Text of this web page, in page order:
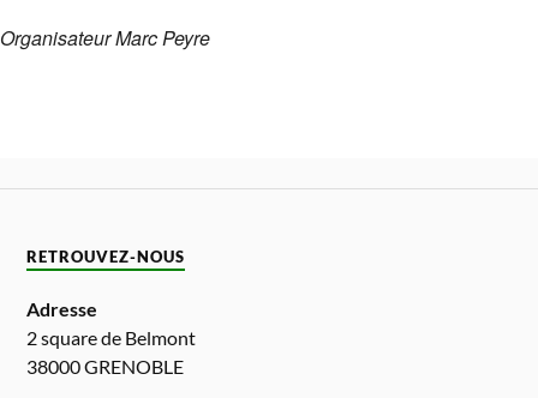
Organisateur Marc Peyre
RETROUVEZ-NOUS
Adresse
2 square de Belmont
38000 GRENOBLE